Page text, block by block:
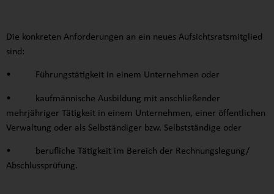
Die konkreten Anforderungen an ein neues Aufsichtsratsmitglied
sind:
• Führungstätigkeit in einem Unternehmen oder
• kaufmännische Ausbildung mit anschließender
mehrjähriger Tätigkeit in einem Unternehmen, einer öffentlichen
Verwaltung oder als Selbständiger bzw. Selbstständige oder
• berufliche Tätigkeit im Bereich der Rechnungslegung/
Abschlussprüfung.